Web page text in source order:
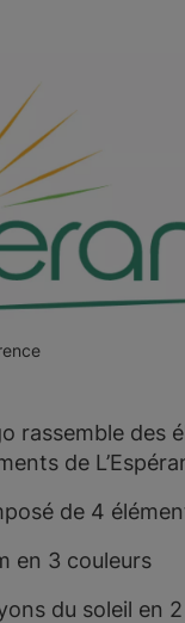
rassemble des
de
de 4
en 3 couleurs
du soleil en